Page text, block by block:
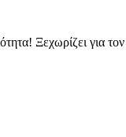
Ξεχωρίζει για